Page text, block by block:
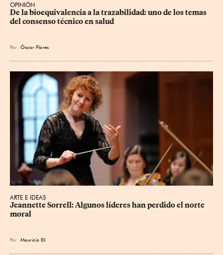
OPINIÓN
De la bioequivalencia a la trazabilidad: uno de los temas
del consenso técnico en salud
Por Óscar Flores
ARTE E IDEAS
Jeannette Sorrell: Algunos líderes han perdido el norte
moral
Por Mauricio Elí